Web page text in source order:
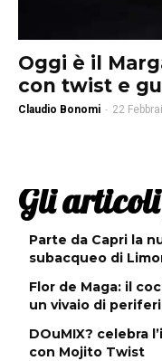
Oggi è il
con twist e
Claudio Bonomi - 22
Gli
Parte da Capri la
subacqueo di
Flor de Maga: il
un vivaio di
DOuMIX? celebra
con Mojito Twist